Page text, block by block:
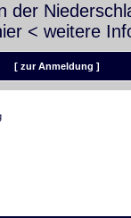
der
< weitere
[ zur Anmeldung ]